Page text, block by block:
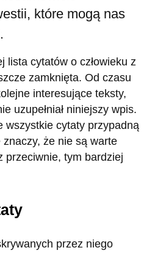
które mogą nas
lista cytatów o człowieku z
zamknięta. Od czasu
interesujące teksty,
uzupełniał niniejszy wpis.
wszystkie cytaty przypadną
że nie są warte
przeciwnie, tym bardziej
przez niego